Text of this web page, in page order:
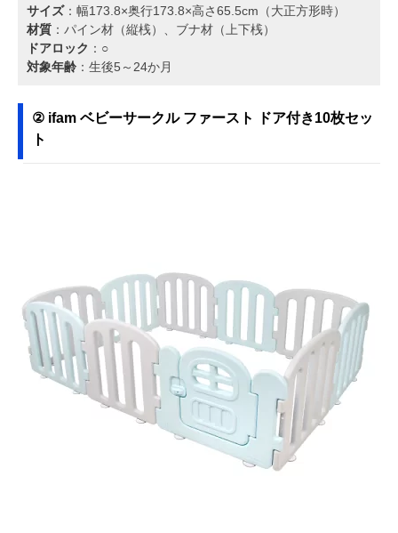
サイズ：幅173.8×奥行173.8×高さ65.5cm（大正方形時）
材質 ：パイン材（縦桟）、ブナ材（上下桟）
ドアロック ：○
対象年齢 ：生後5～24か月
② ifam ベビーサークル ファースト ドア付き10枚セッ
ト